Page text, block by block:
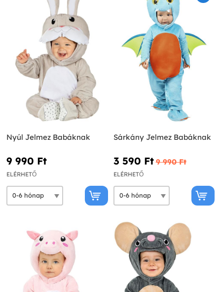
Nyúl Jelmez Babáknak
9 990 Ft‎
ELÉRHETŐ
Sárkány Jelmez Babáknak
3 590 Ft‎ 9 990 Ft‎
ELÉRHETŐ